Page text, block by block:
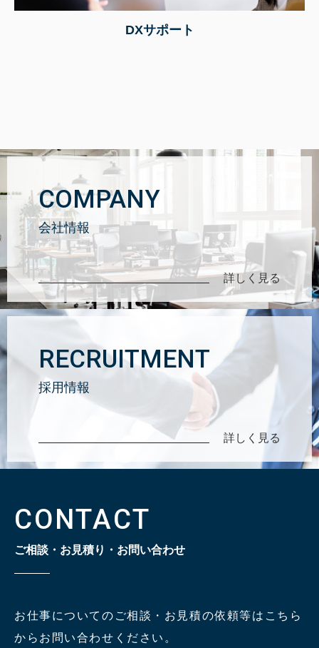
DXサポート
COMPANY
会社情報
詳しく見る
RECRUITMENT
採用情報
詳しく見る
CONTACT
ご相談・お見積り・お問い合わせ
お仕事についてのご相談・お見積の依頼等はこちら
からお問い合わせください。